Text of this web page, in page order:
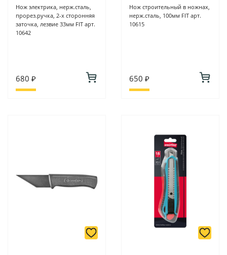
Нож электрика, нерж.сталь,
прорез.ручка, 2-х сторонняя
заточка, лезвие 33мм FIT арт.
10642
680 ₽
Нож строительный в ножнах,
нерж.сталь, 100мм FIT арт.
10615
650 ₽